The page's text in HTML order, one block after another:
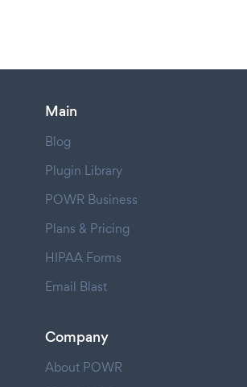
Main
Blog
Plugin Library
POWR Business
Plans & Pricing
HIPAA Forms
Email Blast
Company
About POWR